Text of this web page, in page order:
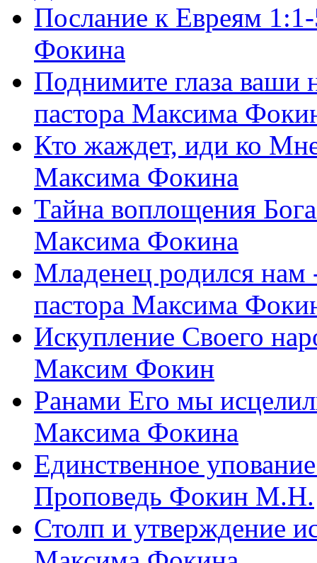
Послание к Евреям
Фокина
Поднимите глаза ваши
пастора Максима
Кто жаждет, иди ко
Максима Фокина
Тайна воплощения
Максима Фокина
Младенец родился
пастора Максима
Искупление Своего
Максим Фокин
Ранами Его мы
Максима Фокина
Единственное
Проповедь Фокин М.Н.
Столп и утверждение